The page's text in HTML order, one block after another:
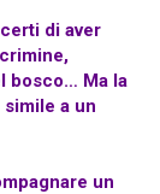
di aver
bosco… Ma la
a un
un